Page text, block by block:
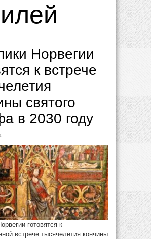
Норвегии
к встрече
святого
в 2030 году
готовятся к
встрече тысячелетия кончины